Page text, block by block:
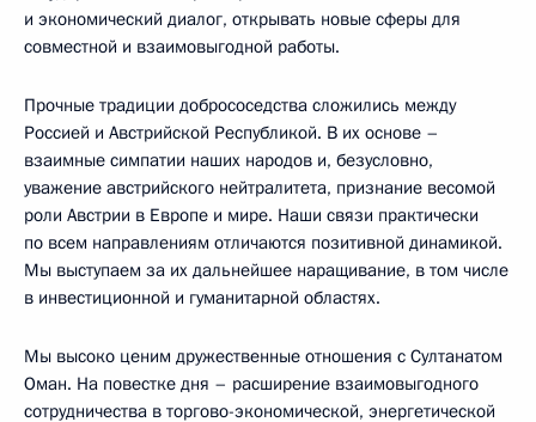
и экономический диалог, открывать новые сферы для
совместной и взаимовыгодной работы.
Прочные традиции добрососедства сложились между
Россией и Австрийской Республикой. В их основе –
взаимные симпатии наших народов и, безусловно,
уважение австрийского нейтралитета, признание весомой
роли Австрии в Европе и мире. Наши связи практически
по всем направлениям отличаются позитивной динамикой.
Мы выступаем за их дальнейшее наращивание, в том числе
в инвестиционной и гуманитарной областях.
Мы высоко ценим дружественные отношения с Султанатом
Оман. На повестке дня – расширение взаимовыгодного
сотрудничества в торгово-экономической, энергетической